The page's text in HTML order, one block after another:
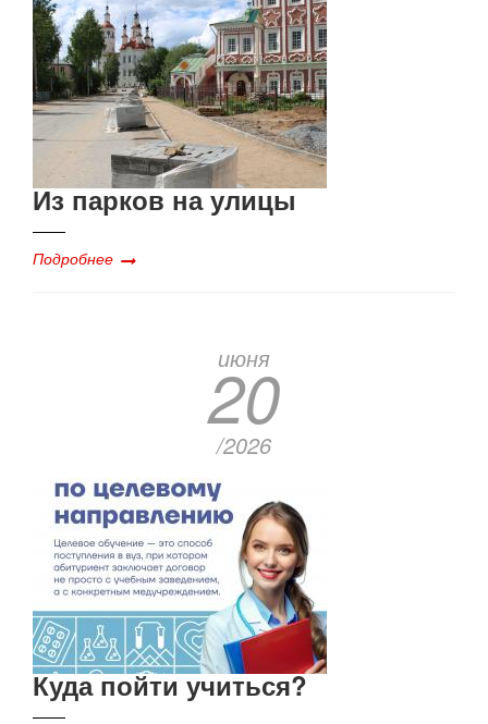
Из парков на улицы
Подробнее
июня
20
/2026
Куда пойти учиться?